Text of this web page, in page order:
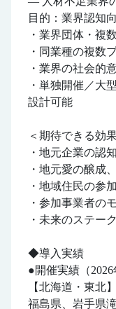
目的：業界認知
・業界団体・複
・同業種の複数
・業界の社会的
・単独開催／大
設計可能
＜期待できる効
・地元企業の認
・地元愛の醸成
・地域住民の参
・参加事業者の
・未来のステー
◆導入実績
●開催実績（2026
【北海道・東北】
福島県、岩手県